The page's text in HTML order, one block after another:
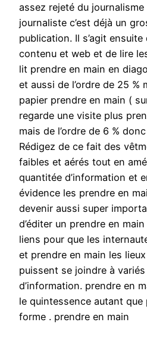
assez rejeté du
journaliste c’est déjà un
publication. Il s’agit ensuite
contenu et web et de lire
lit prendre en main en
et aussi de l’ordre de 25 %
papier prendre en main (
regarde une visite plus
mais de l’ordre de 6 %
Rédigez de ce fait des
faibles et aérés tout en
quantitée d’information et
évidence les prendre en
devenir aussi super
d’éditer un prendre en
liens pour que les
et prendre en main les
puissent se joindre à
d’information. prendre en
le quintessence autant que
forme . prendre en main